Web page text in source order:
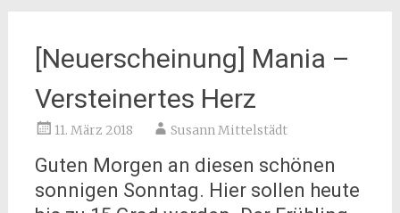
[Neuerscheinung] Mania –
Versteinertes Herz
11. März 2018 Susann Mittelstädt
Guten Morgen an diesen schönen
sonnigen Sonntag. Hier sollen heute